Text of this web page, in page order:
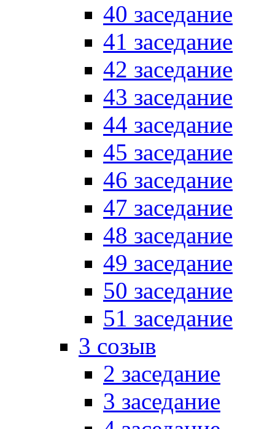
40 заседание
41 заседание
42 заседание
43 заседание
44 заседание
45 заседание
46 заседание
47 заседание
48 заседание
49 заседание
50 заседание
51 заседание
3 созыв
2 заседание
3 заседание